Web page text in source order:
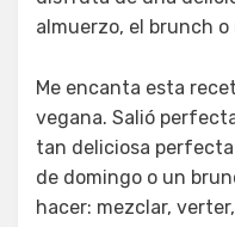
almuerzo, el brunch
Me encanta esta
vegana. Salió
tan deliciosa perfecta
de domingo o un
hacer: mezclar,